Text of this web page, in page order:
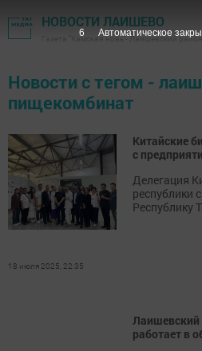
НОВОСТИ ЛАИШЕВО
Газета "Камская новь"- Лаишевский район
Новости с тегом -
пищекомбинат
Китайские
с
Делегация
республики
Республику
18 июля 2025, 22:35
Лаишевский
работает в
6 Автоматическое